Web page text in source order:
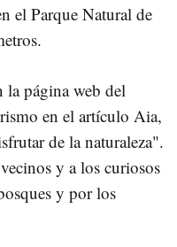
el Parque Natural de
la página web del
en el artículo Aia,
de la naturaleza".
y a los curiosos
y por los